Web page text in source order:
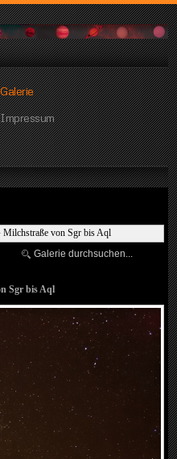
Galerie
Impressum
Milchstraße von Sgr bis Aql
Sgr bis Aql